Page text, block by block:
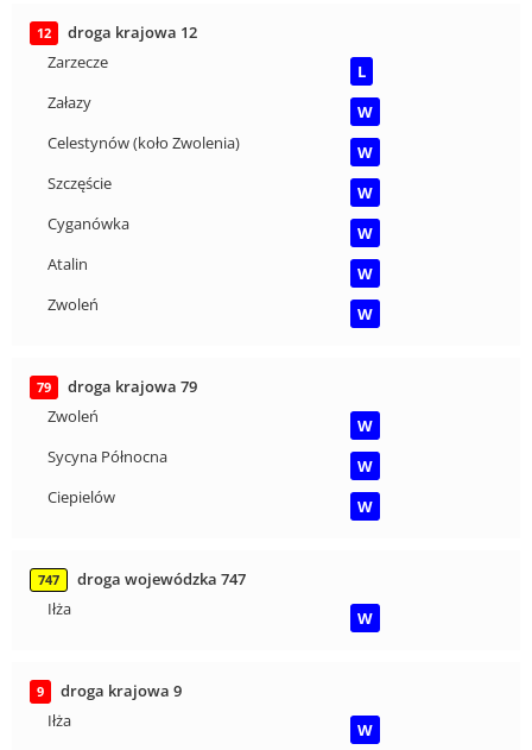
12
droga krajowa 12
Zarzecze
L
Załazy
W
Celestynów (koło Zwolenia)
W
Szczęście
W
Cyganówka
W
Atalin
W
Zwoleń
W
79
droga krajowa 79
Zwoleń
W
Sycyna Północna
W
Ciepielów
W
747
droga wojewódzka 747
Iłża
W
9
droga krajowa 9
Iłża
W